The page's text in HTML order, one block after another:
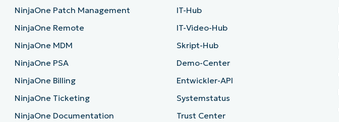
NinjaOne Patch Management
NinjaOne Remote
NinjaOne MDM
NinjaOne PSA
NinjaOne Billing
NinjaOne Ticketing
NinjaOne Documentation
IT-Hub
IT-Video-Hub
Skript-Hub
Demo-Center
Entwickler-API
Systemstatus
Trust Center